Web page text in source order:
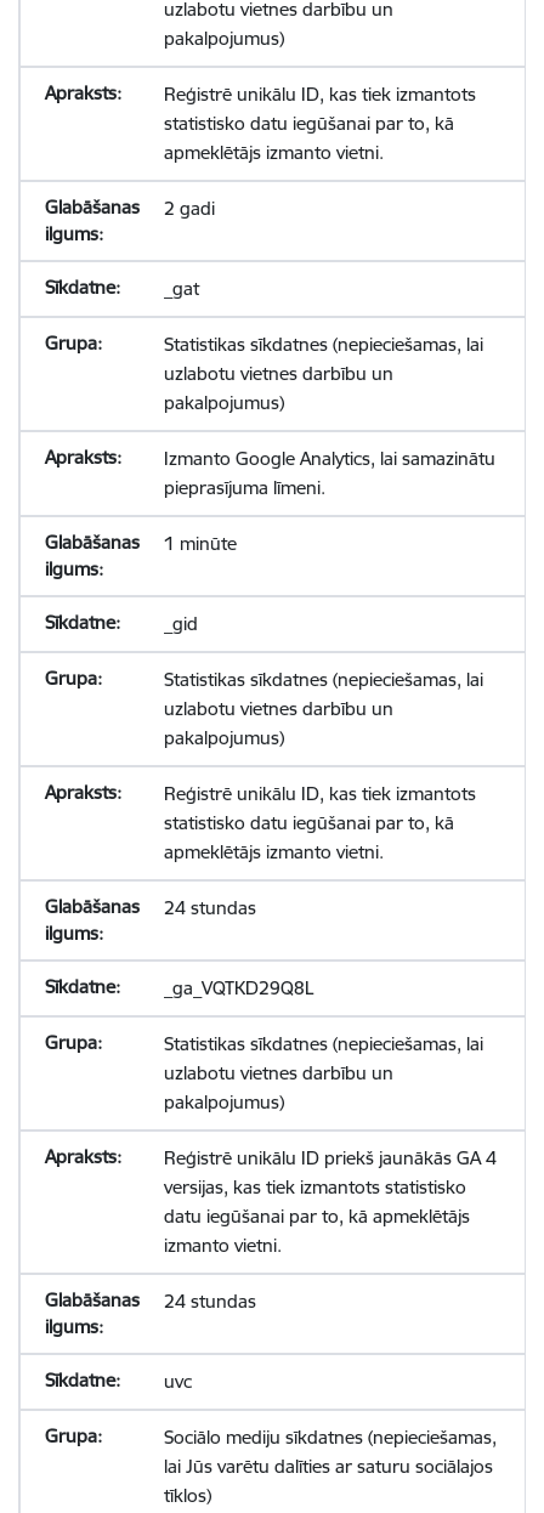
uzlabotu vietnes darbību un
pakalpojumus)
Reģistrē unikālu ID, kas tiek izmantots
statistisko datu iegūšanai par to, kā
apmeklētājs izmanto vietni.
2 gadi
_gat
Statistikas sīkdatnes (nepieciešamas, lai
uzlabotu vietnes darbību un
pakalpojumus)
Izmanto Google Analytics, lai samazinātu
pieprasījuma līmeni.
1 minūte
_gid
Statistikas sīkdatnes (nepieciešamas, lai
uzlabotu vietnes darbību un
pakalpojumus)
Reģistrē unikālu ID, kas tiek izmantots
statistisko datu iegūšanai par to, kā
apmeklētājs izmanto vietni.
24 stundas
_ga_VQTKD29Q8L
Statistikas sīkdatnes (nepieciešamas, lai
uzlabotu vietnes darbību un
pakalpojumus)
Reģistrē unikālu ID priekš jaunākās GA 4
versijas, kas tiek izmantots statistisko
datu iegūšanai par to, kā apmeklētājs
izmanto vietni.
24 stundas
uvc
Sociālo mediju sīkdatnes (nepieciešamas,
lai Jūs varētu dalīties ar saturu sociālajos
tīklos)